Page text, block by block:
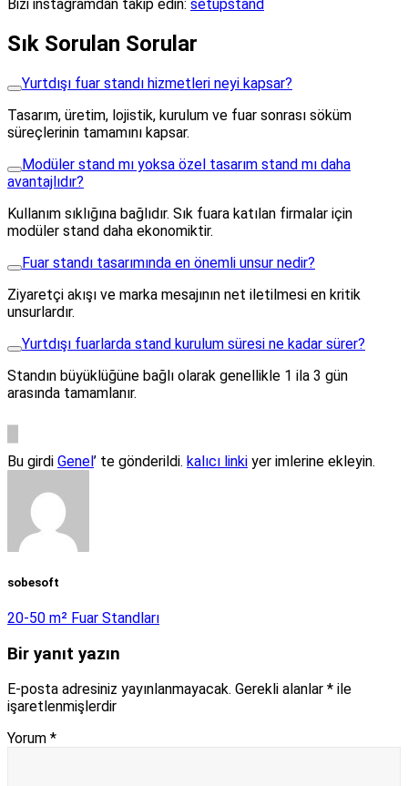
Bizi instagramdan takip edin: setupstand
Sık Sorulan Sorular
Yurtdışı fuar standı hizmetleri neyi kapsar?
Tasarım, üretim, lojistik, kurulum ve fuar sonrası söküm
süreçlerinin tamamını kapsar.
Modüler stand mı yoksa özel tasarım stand mı daha
avantajlıdır?
Kullanım sıklığına bağlıdır. Sık fuara katılan firmalar için
modüler stand daha ekonomiktir.
Fuar standı tasarımında en önemli unsur nedir?
Ziyaretçi akışı ve marka mesajının net iletilmesi en kritik
unsurlardır.
Yurtdışı fuarlarda stand kurulum süresi ne kadar sürer?
Standın büyüklüğüne bağlı olarak genellikle 1 ila 3 gün
arasında tamamlanır.
Bu girdi Genel’ te gönderildi. kalıcı linki yer imlerine ekleyin.
sobesoft
20-50 m² Fuar Standları
Bir yanıt yazın
E-posta adresiniz yayınlanmayacak. Gerekli alanlar * ile
işaretlenmişlerdir
Yorum *